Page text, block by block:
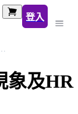
登入
失現象及HR的未來角色
象及HR